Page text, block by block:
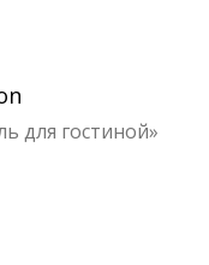
для гостиной»